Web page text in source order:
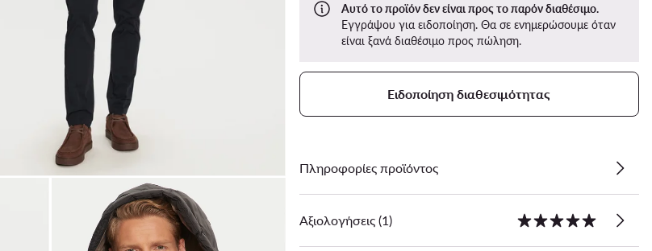
Αυτό το προϊόν δεν είναι προς το παρόν διαθέσιμο.
Εγγράψου για ειδοποίηση. Θα σε ενημερώσουμε όταν
είναι ξανά διαθέσιμο προς πώληση.
Ειδοποίηση διαθεσιμότητας
Πληροφορίες προϊόντος
Αξιολογήσεις (1)